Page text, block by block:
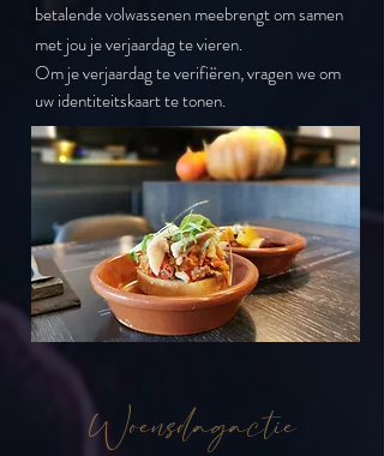
betalende volwassenen meebrengt om samen
met jou je verjaardag te vieren.
Om je verjaardag te verifiëren, vragen we om
uw identiteitskaart te tonen.
Woensdagactie